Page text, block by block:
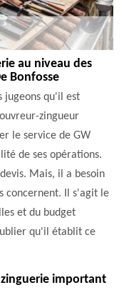
au niveau des
Bonfosse
jugeons qu'il est
zingueur
le service de GW
de ses opérations.
Mais, il a besoin
concernent. Il s'agit le
et du budget
qu'il établit ce
important